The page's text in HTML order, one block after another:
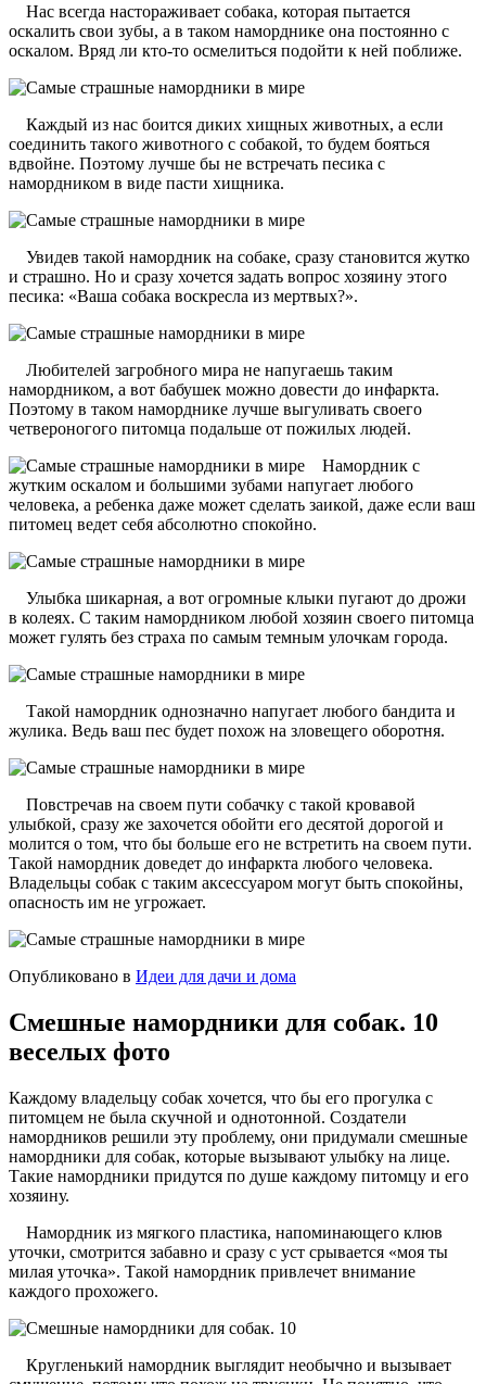
Нас всегда настораживает собака, которая пытается
оскалить свои зубы, а в таком наморднике она постоянно с
оскалом. Вряд ли кто-то осмелиться подойти к ней поближе.
Каждый из нас боится диких хищных животных, а если
соединить такого животного с собакой, то будем бояться
вдвойне. Поэтому лучше бы не встречать песика с
намордником в виде пасти хищника.
Увидев такой намордник на собаке, сразу становится жутко
и страшно. Но и сразу хочется задать вопрос хозяину этого
песика: «Ваша собака воскресла из мертвых?».
Любителей загробного мира не напугаешь таким
намордником, а вот бабушек можно довести до инфаркта.
Поэтому в таком наморднике лучше выгуливать своего
четвероногого питомца подальше от пожилых людей.
Намордник с
жутким оскалом и большими зубами напугает любого
человека, а ребенка даже может сделать заикой, даже если ваш
питомец ведет себя абсолютно спокойно.
Улыбка шикарная, а вот огромные клыки пугают до дрожи
в колеях. С таким намордником любой хозяин своего питомца
может гулять без страха по самым темным улочкам города.
Такой намордник однозначно напугает любого бандита и
жулика. Ведь ваш пес будет похож на зловещего оборотня.
Повстречав на своем пути собачку с такой кровавой
улыбкой, сразу же захочется обойти его десятой дорогой и
молится о том, что бы больше его не встретить на своем пути.
Такой намордник доведет до инфаркта любого человека.
Владельцы собак с таким аксессуаром могут быть спокойны,
опасность им не угрожает.
Опубликовано в Идеи для дачи и дома
Смешные намордники для собак. 10
веселых фото
Каждому владельцу собак хочется, что бы его прогулка с
питомцем не была скучной и однотонной. Создатели
намордников решили эту проблему, они придумали смешные
намордники для собак, которые вызывают улыбку на лице.
Такие намордники придутся по душе каждому питомцу и его
хозяину.
Намордник из мягкого пластика, напоминающего клюв
уточки, смотрится забавно и сразу с уст срывается «моя ты
милая уточка». Такой намордник привлечет внимание
каждого прохожего.
Кругленький намордник выглядит необычно и вызывает